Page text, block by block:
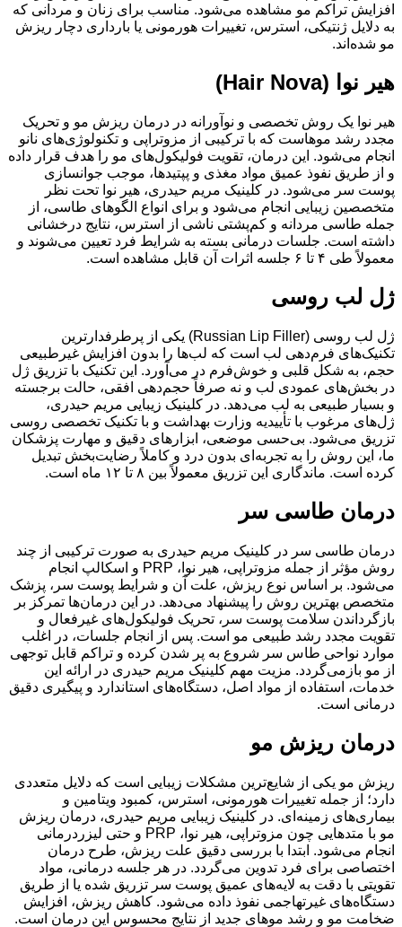
افزایش تراکم مو مشاهده می‌شود. مناسب برای زنان و مردانی که
به دلایل ژنتیکی، استرس، تغییرات هورمونی یا بارداری دچار ریزش
مو شده‌اند.
هیر نوا (Hair Nova)
هیر نوا یک روش تخصصی و نوآورانه در درمان ریزش مو و تحریک
مجدد رشد موهاست که با ترکیبی از مزوتراپی و تکنولوژی‌های نانو
انجام می‌شود. این درمان، تقویت فولیکول‌های مو را هدف قرار داده
و از طریق نفوذ عمیق مواد مغذی و پپتیدها، موجب جوانسازی
پوست سر می‌شود. در کلینیک مریم حیدری، هیر نوا تحت نظر
متخصصین زیبایی انجام می‌شود و برای انواع الگوهای طاسی، از
جمله طاسی مردانه و کم‌پشتی ناشی از استرس، نتایج درخشانی
داشته است. جلسات درمانی بسته به شرایط فرد تعیین می‌شوند و
معمولاً طی ۴ تا ۶ جلسه اثرات آن قابل مشاهده است.
ژل لب روسی
ژل لب روسی (Russian Lip Filler) یکی از پرطرفدارترین
تکنیک‌های فرم‌دهی لب است که لب‌ها را بدون افزایش غیرطبیعی
حجم، به شکل قلبی و خوش‌فرم در می‌آورد. این تکنیک با تزریق ژل
در بخش‌های عمودی لب و نه صرفاً حجم‌دهی افقی، حالت برجسته
و بسیار طبیعی به لب می‌دهد. در کلینیک زیبایی مریم حیدری،
ژل‌های مرغوب با تأییدیه وزارت بهداشت و با تکنیک تخصصی روسی
تزریق می‌شود. بی‌حسی موضعی، ابزارهای دقیق و مهارت پزشکان
ما، این روش را به تجربه‌ای بدون درد و کاملاً رضایت‌بخش تبدیل
کرده است. ماندگاری این تزریق معمولاً بین ۸ تا ۱۲ ماه است.
درمان طاسی سر
درمان طاسی سر در کلینیک مریم حیدری به صورت ترکیبی از چند
روش مؤثر از جمله مزوتراپی، هیر نوا، PRP و اسکالپ انجام
می‌شود. بر اساس نوع ریزش، علت آن و شرایط پوست سر، پزشک
متخصص بهترین روش را پیشنهاد می‌دهد. در این درمان‌ها تمرکز بر
بازگرداندن سلامت پوست سر، تحریک فولیکول‌های غیرفعال و
تقویت مجدد رشد طبیعی مو است. پس از انجام جلسات، در اغلب
موارد نواحی طاس سر شروع به پر شدن کرده و تراکم قابل توجهی
از مو بازمی‌گردد. مزیت مهم کلینیک مریم حیدری در ارائه این
خدمات، استفاده از مواد اصل، دستگاه‌های استاندارد و پیگیری دقیق
درمانی است.
درمان ریزش مو
ریزش مو یکی از شایع‌ترین مشکلات زیبایی است که دلایل متعددی
دارد؛ از جمله تغییرات هورمونی، استرس، کمبود ویتامین و
بیماری‌های زمینه‌ای. در کلینیک زیبایی مریم حیدری، درمان ریزش
مو با متدهایی چون مزوتراپی، هیر نوا، PRP و حتی لیزردرمانی
انجام می‌شود. ابتدا با بررسی دقیق علت ریزش، طرح درمان
اختصاصی برای فرد تدوین می‌گردد. در هر جلسه درمانی، مواد
تقویتی با دقت به لایه‌های عمیق پوست سر تزریق شده یا از طریق
دستگاه‌های غیرتهاجمی نفوذ داده می‌شود. کاهش ریزش، افزایش
ضخامت مو و رشد موهای جدید از نتایج محسوس این درمان است.